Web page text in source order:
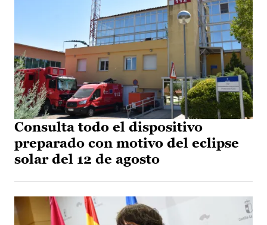
Consulta todo el dispositivo
preparado con motivo del eclipse
solar del 12 de agosto